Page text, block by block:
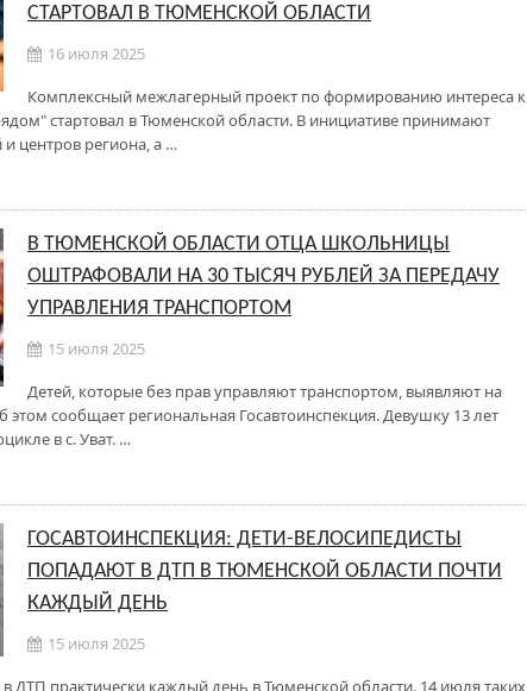
СТАРТОВАЛ В ТЮМЕНСКОЙ ОБЛАСТИ
16 июля 2025
Комплексный межлагерный проект по формированию интереса к
стартовал в Тюменской области. В инициативе принимают
и центров региона, а …
В ТЮМЕНСКОЙ ОБЛАСТИ ОТЦА ШКОЛЬНИЦЫ
ОШТРАФОВАЛИ НА 30 ТЫСЯЧ РУБЛЕЙ ЗА ПЕРЕДАЧУ
УПРАВЛЕНИЯ ТРАНСПОРТОМ
15 июля 2025
Детей, которые без прав управляют транспортом, выявляют на
сообщает региональная Госавтоинспекция. Девушку 13 лет
в с. Уват. …
ГОСАВТОИНСПЕКЦИЯ: ДЕТИ-ВЕЛОСИПЕДИСТЫ
ПОПАДАЮТ В ДТП В ТЮМЕНСКОЙ ОБЛАСТИ ПОЧТИ
КАЖДЫЙ ДЕНЬ
15 июля 2025
ДТП практически каждый день в Тюменской области. 14 июля таких